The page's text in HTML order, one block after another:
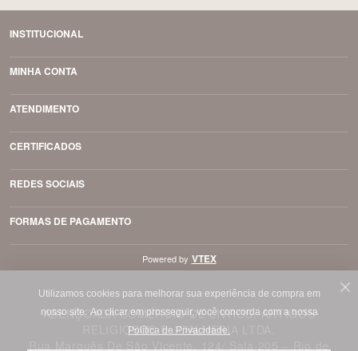
INSTITUCIONAL
MINHA CONTA
ATENDIMENTO
CERTIFICADOS
REDES SOCIAIS
FORMAS DE PAGAMENTO
Powered by VTEX
ABENÇOADA COMÉRCIO DE LIVROS, ARTIGOS
RELIGIOSOS E JOALHERIA LTDA.
Rua Marquês De São Vicente, 124/ Sala 205 – Rio de
Utilizamos cookies para melhorar sua experiência de compra em
nosso site. Ao clicar em prosseguir, você concorda com a nossa
Política de Privacidade.